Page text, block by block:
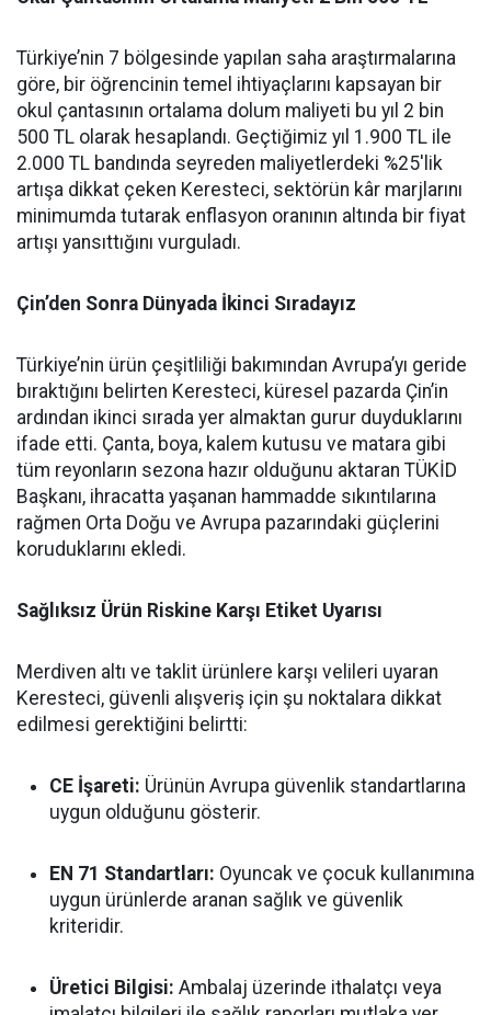
Türkiye’nin 7 bölgesinde yapılan saha araştırmalarına
göre, bir öğrencinin temel ihtiyaçlarını kapsayan bir
okul çantasının ortalama dolum maliyeti bu yıl 2 bin
500 TL olarak hesaplandı. Geçtiğimiz yıl 1.900 TL ile
2.000 TL bandında seyreden maliyetlerdeki %25'lik
artışa dikkat çeken Keresteci, sektörün kâr marjlarını
minimumda tutarak enflasyon oranının altında bir fiyat
artışı yansıttığını vurguladı.
Çin’den Sonra Dünyada İkinci Sıradayız
Türkiye’nin ürün çeşitliliği bakımından Avrupa’yı geride
bıraktığını belirten Keresteci, küresel pazarda Çin’in
ardından ikinci sırada yer almaktan gurur duyduklarını
ifade etti. Çanta, boya, kalem kutusu ve matara gibi
tüm reyonların sezona hazır olduğunu aktaran TÜKİD
Başkanı, ihracatta yaşanan hammadde sıkıntılarına
rağmen Orta Doğu ve Avrupa pazarındaki güçlerini
koruduklarını ekledi.
Sağlıksız Ürün Riskine Karşı Etiket Uyarısı
Merdiven altı ve taklit ürünlere karşı velileri uyaran
Keresteci, güvenli alışveriş için şu noktalara dikkat
edilmesi gerektiğini belirtti:
CE İşareti: Ürünün Avrupa güvenlik standartlarına
uygun olduğunu gösterir.
EN 71 Standartları: Oyuncak ve çocuk kullanımına
uygun ürünlerde aranan sağlık ve güvenlik
kriteridir.
Üretici Bilgisi: Ambalaj üzerinde ithalatçı veya